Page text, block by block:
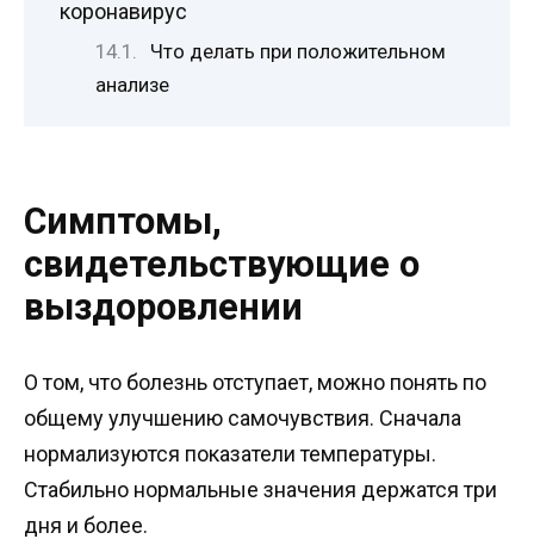
коронавирус
Что делать при положительном
анализе
Симптомы,
свидетельствующие о
выздоровлении
О том, что болезнь отступает, можно понять по
общему улучшению самочувствия. Сначала
нормализуются показатели температуры.
Стабильно нормальные значения держатся три
дня и более.